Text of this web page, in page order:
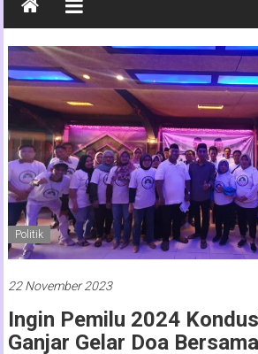
Jawa
Timur
Media
Online
Jawa
Timur
Politik
22 November 2023
Ingin Pemilu 2024
Ganjar Gelar Doa